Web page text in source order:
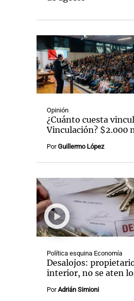
Opinión
¿Cuánto cuesta
Vinculación? $2.000
PorGuillermo López
Política esquina Economía
Desalojos:
interior, no se aten
PorAdrián Simioni